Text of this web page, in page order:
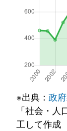
※出典： 政
「社会・
工して作成